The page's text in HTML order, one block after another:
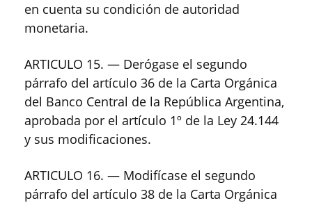
en cuenta su condición de autoridad
monetaria.
ARTICULO 15. — Derógase el segundo
párrafo del artículo 36 de la Carta Orgánica
del Banco Central de la República Argentina,
aprobada por el artículo 1º de la Ley 24.144
y sus modificaciones.
ARTICULO 16. — Modifícase el segundo
párrafo del artículo 38 de la Carta Orgánica